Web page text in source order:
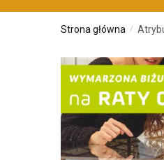
Strona główna /